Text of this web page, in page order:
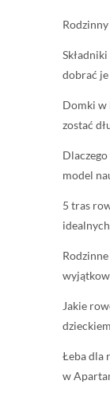
dobrać
Domki w
zostać
model
5 tras
Jakie
Łeba dla
w